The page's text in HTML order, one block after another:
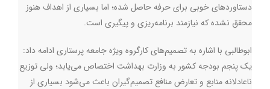
دستاوردهای خوبی برای حرفه حاصل شده؛ اما بسیاری از اهداف هنوز
محقق نشده که نیازمند برنامه‌ریزی و پیگیری است.
ابوطالبی با اشاره به تصمیم‌های کارگروه ویژه جامعه پرستاری ادامه داد:
یک پنجم بودجه کشور به وزارت بهداشت اختصاص می‌یابد؛ ولی توزیع
ناعادلانه منابع و تعارض منافع تصمیم‌گیران باعث می‌شود بسیاری از